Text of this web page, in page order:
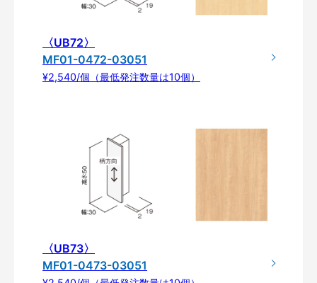
〈UB72〉
MF01-0472-03051
¥2,540/個（最低発注数量は10個）
〈UB73〉
MF01-0473-03051